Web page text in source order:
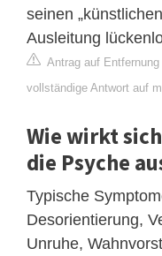
seinen
Ausleitung
Antrag auf
vollständige Antwort auf
Wie wirkt
die Psyche
Typische
Desorientierung,
Unruhe,